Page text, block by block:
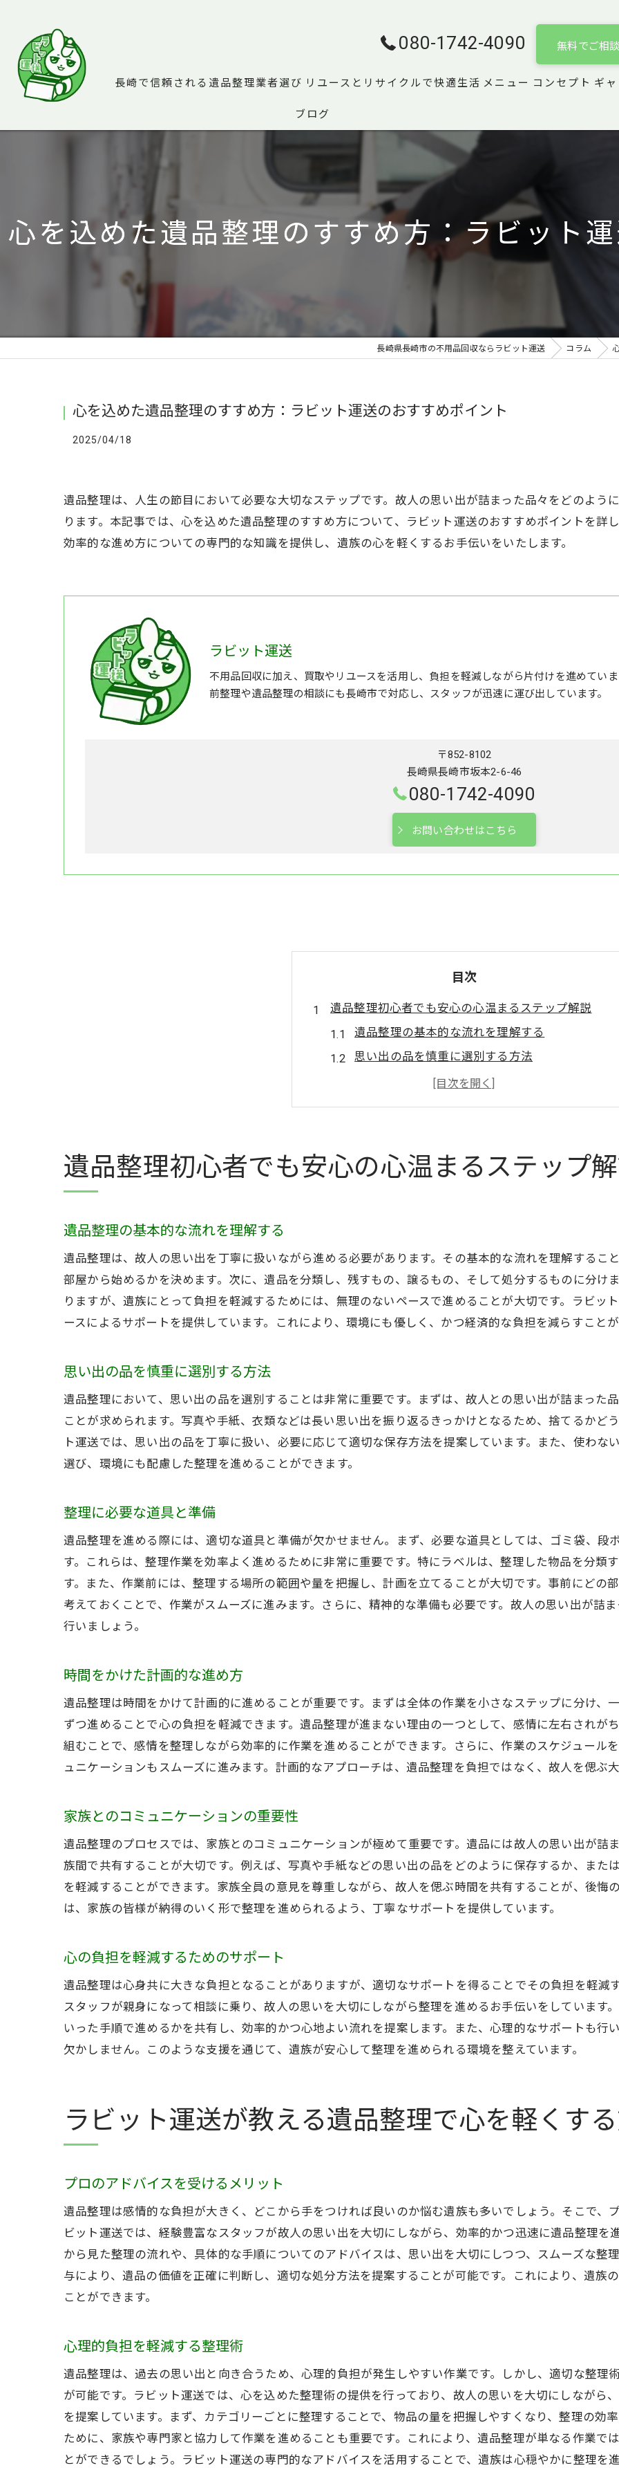
080-1742-4090 無料でご相
長崎で信頼される遺品整理業者選び リユースとリサイクルで快適生活 メニュー コンセプト ギ
ブログ
心を込めた遺品整理のすすめ方：ラビット
長崎県長崎市の不用品回収ならラビット運送 コラム
心を込めた遺品整理のすすめ方：ラビット運送のおすすめポイント
2025/04/18
遺品整理は、人生の節目において必要な大切なステップです。故人の思い出が詰まった品々をどのよう
ります。本記事では、心を込めた遺品整理のすすめ方について、ラビット運送のおすすめポイントを詳
効率的な進め方についての専門的な知識を提供し、遺族の心を軽くするお手伝いをいたします。
ラビット運送
不用品回収に加え、買取やリユースを活用し、負担を軽減しながら片付けを進めてい
前整理や遺品整理の相談にも長崎市で対応し、スタッフが迅速に運び出しています。
〒852-8102
長崎県長崎市坂本2-6-46
080-1742-4090
お問い合わせはこちら
目次
遺品整理初心者でも安心の心温まるステップ解説
遺品整理の基本的な流れを理解する
思い出の品を慎重に選別する方法
整理に必要な道具と準備
時間をかけた計画的な進め方
心の負担を軽減するためのサポート
ラビット運送が教える遺品整理で心を軽くする方法
家族の思いを大切にするためのヒント
効率的な整理のためのタイムマネジメント
環境に優しい処分方法の提案
サポートサービスを活用する利点
遺品整理中に注意すべき法律と規則
感情的な負担を軽減する方法
整理が進まない時の対処法
思い出の品を保管するためのアイデア
写真や手紙の整理方法
大切な品のリユース方法
価値ある品の査定と売却
効率的に進めるための時間管理
専門家の助けを借りるタイミング
遺族との円滑なコミュニケーション
感情的なサポートを提供する方法
負担を軽減するための外部リソース活用
未来につながる遺品整理の意義
ラビット運送の遺品整理で思い出をしっかり守る方法
プロによる丁寧な整理の流れ
信頼できるサービスの選び方
心を込めた整理の基本ステップ
遺族への配慮を忘れない整理術
実践的な整理のためのスケジュール管理
遺品整理初心者でも安心の心温まるステップ
遺品整理の基本的な流れを理解する
遺品整理は、故人の思い出を丁寧に扱いながら進める必要があります。その基本的な流れを理解するこ
部屋から始めるかを決めます。次に、遺品を分類し、残すもの、譲るもの、そして処分するものに分け
りますが、遺族にとって負担を軽減するためには、無理のないペースで進めることが大切です。ラビッ
ースによるサポートを提供しています。これにより、環境にも優しく、かつ経済的な負担を減らすこと
思い出の品を慎重に選別する方法
遺品整理において、思い出の品を選別することは非常に重要です。まずは、故人との思い出が詰まった
ことが求められます。写真や手紙、衣類などは長い思い出を振り返るきっかけとなるため、捨てるかど
ト運送では、思い出の品を丁寧に扱い、必要に応じて適切な保存方法を提案しています。また、使わな
選び、環境にも配慮した整理を進めることができます。
整理に必要な道具と準備
遺品整理を進める際には、適切な道具と準備が欠かせません。まず、必要な道具としては、ゴミ袋、段
す。これらは、整理作業を効率よく進めるために非常に重要です。特にラベルは、整理した物品を分類
す。また、作業前には、整理する場所の範囲や量を把握し、計画を立てることが大切です。事前にどの
考えておくことで、作業がスムーズに進みます。さらに、精神的な準備も必要です。故人の思い出が詰
行いましょう。
時間をかけた計画的な進め方
遺品整理は時間をかけて計画的に進めることが重要です。まずは全体の作業を小さなステップに分け、
ずつ進めることで心の負担を軽減できます。遺品整理が進まない理由の一つとして、感情に左右されが
組むことで、感情を整理しながら効率的に作業を進めることができます。さらに、作業のスケジュール
ュニケーションもスムーズに進みます。計画的なアプローチは、遺品整理を負担ではなく、故人を偲ぶ
家族とのコミュニケーションの重要性
遺品整理のプロセスでは、家族とのコミュニケーションが極めて重要です。遺品には故人の思い出が詰
族間で共有することが大切です。例えば、写真や手紙などの思い出の品をどのように保存するか、また
を軽減することができます。家族全員の意見を尊重しながら、故人を偲ぶ時間を共有することが、後悔
は、家族の皆様が納得のいく形で整理を進められるよう、丁寧なサポートを提供しています。
心の負担を軽減するためのサポート
遺品整理は心身共に大きな負担となることがありますが、適切なサポートを得ることでその負担を軽減
スタッフが親身になって相談に乗り、故人の思いを大切にしながら整理を進めるお手伝いをしています
いった手順で進めるかを共有し、効率的かつ心地よい流れを提案します。また、心理的なサポートも行
欠かしません。このような支援を通じて、遺族が安心して整理を進められる環境を整えています。
ラビット運送が教える遺品整理で心を軽くす
プロのアドバイスを受けるメリット
遺品整理は感情的な負担が大きく、どこから手をつければ良いのか悩む遺族も多いでしょう。そこで、
ビット運送では、経験豊富なスタッフが故人の思い出を大切にしながら、効率的かつ迅速に遺品整理を
から見た整理の流れや、具体的な手順についてのアドバイスは、思い出を大切にしつつ、スムーズな整
与により、遺品の価値を正確に判断し、適切な処分方法を提案することが可能です。これにより、遺族
ことができます。
心理的負担を軽減する整理術
遺品整理は、過去の思い出と向き合うため、心理的負担が発生しやすい作業です。しかし、適切な整理
が可能です。ラビット運送では、心を込めた整理術の提供を行っており、故人の思いを大切にしながら
を提案しています。まず、カテゴリーごとに整理することで、物品の量を把握しやすくなり、整理の効
ために、家族や専門家と協力して作業を進めることも重要です。これにより、遺品整理が単なる作業で
とができるでしょう。ラビット運送の専門的なアドバイスを活用することで、遺族は心穏やかに整理を